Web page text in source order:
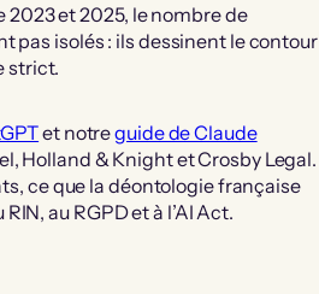
2023 et 2025, le nombre de
pas isolés : ils dessinent le contour
strict.
et notreguide de Claude
Holland & Knight et Crosby Legal.
ce que la déontologie française
au RGPD et à l’AI Act.